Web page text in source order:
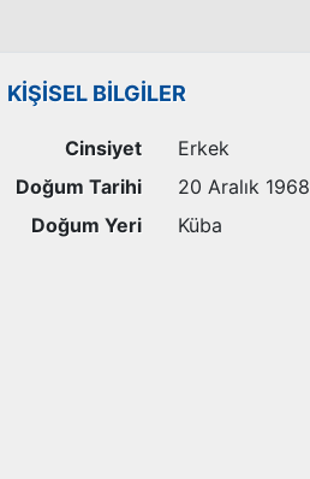
KİŞİSEL BİLGİLER
Cinsiyet
Erkek
Doğum Tarihi
20 Aralık 1968
Doğum Yeri
Küba